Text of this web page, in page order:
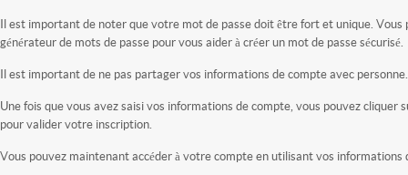
Il est important de noter que votre mot de passe doit être fort et unique. Vous
générateur de mots de passe pour vous aider à créer un mot de passe sécurisé.
Il est important de ne pas partager vos informations de compte avec personne.
Une fois que vous avez saisi vos informations de compte, vous pouvez cliquer
pour valider votre inscription.
Vous pouvez maintenant accéder à votre compte en utilisant vos informations